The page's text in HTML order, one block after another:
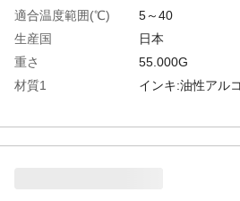
適合温度範囲(℃)
5～40
生産国
日本
重さ
55.000G
材質1
インキ:油性アル